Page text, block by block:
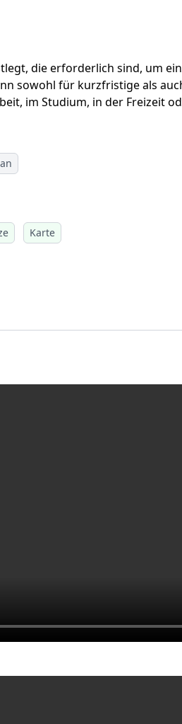
die erforderlich sind, um
sowohl für kurzfristige als
im Studium, in der Freizeit
Karte